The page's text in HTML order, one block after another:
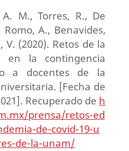
M., Torres, R., De
A., Benavides,
V. (2020). Retos de la
en la contingencia
a docentes de la
[Fecha de
Recuperado de h
prensa/retos-ed
de-covid-19-u
de-la-unam/